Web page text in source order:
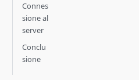
Connes
sione al
server
Conclu
sione